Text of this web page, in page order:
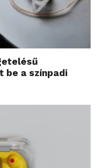
a színpadi